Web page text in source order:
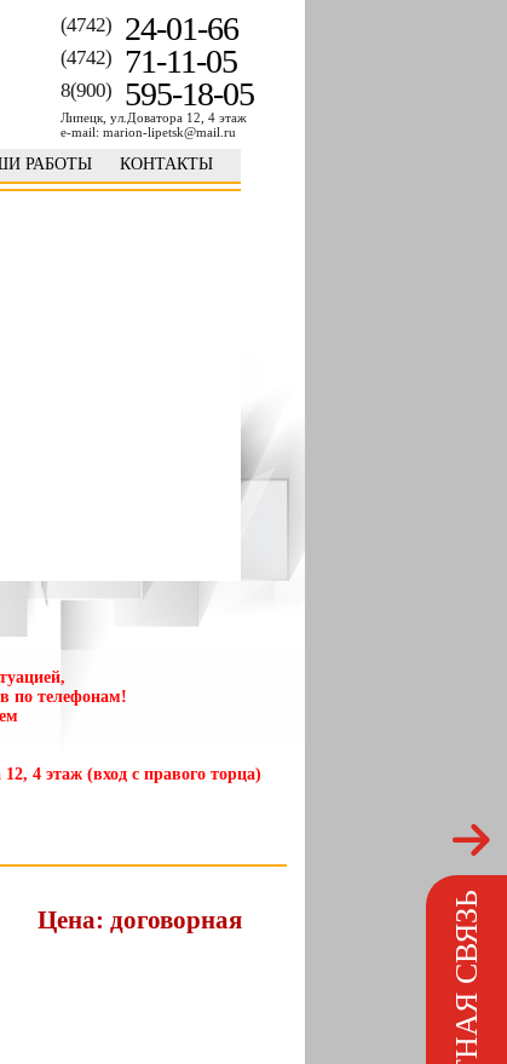
(4742) 24-01-66
(4742) 71-11-05
8(900) 595-18-05
Липецк, ул.Доватора 12, 4 этаж
e-mail: marion-lipetsk@mail.ru
РАБОТЫ КОНТАКТЫ
по телефонам!
4 этаж (вход с правого торца)
Цена: договорная